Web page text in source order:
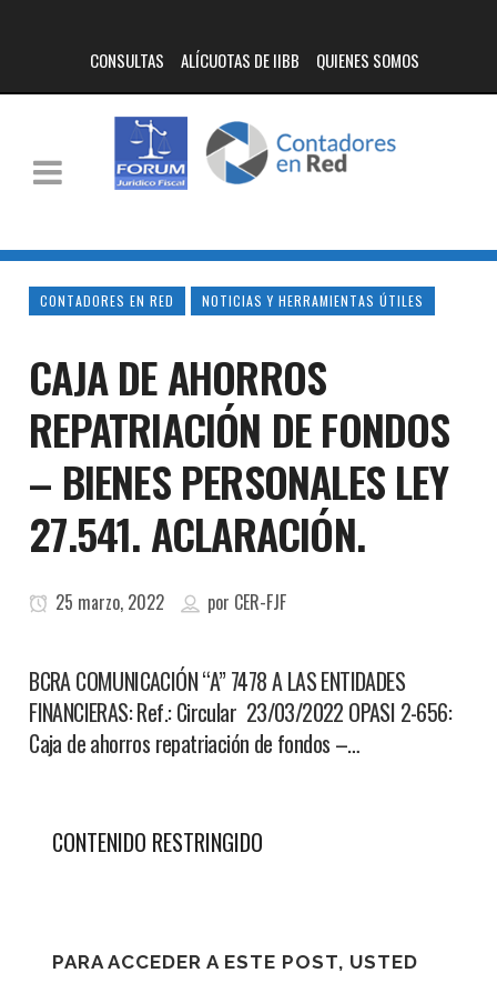
CONSULTAS ALÍCUOTAS DE IIBB QUIENES SOMOS
CONTADORES EN RED NOTICIAS Y HERRAMIENTAS ÚTILES
CAJA DE AHORROS
REPATRIACIÓN DE FONDOS
– BIENES PERSONALES LEY
27.541. ACLARACIÓN.
25 marzo, 2022 por CER-FJF
BCRA COMUNICACIÓN “A” 7478 A LAS ENTIDADES
FINANCIERAS: Ref.: Circular 23/03/2022 OPASI 2-656:
Caja de ahorros repatriación de fondos –…
CONTENIDO RESTRINGIDO
PARA ACCEDER A ESTE POST, USTED